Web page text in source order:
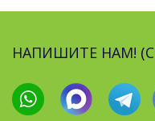
НАПИШИТЕ НАМ! (С